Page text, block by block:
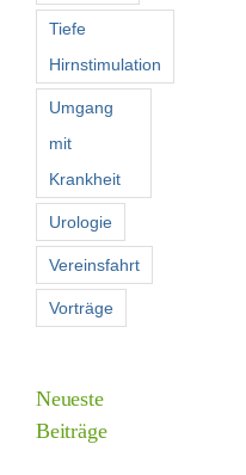
Tiefe
Hirnstimulation
Umgang
mit
Krankheit
Urologie
Vereinsfahrt
Vorträge
Neueste
Beiträge